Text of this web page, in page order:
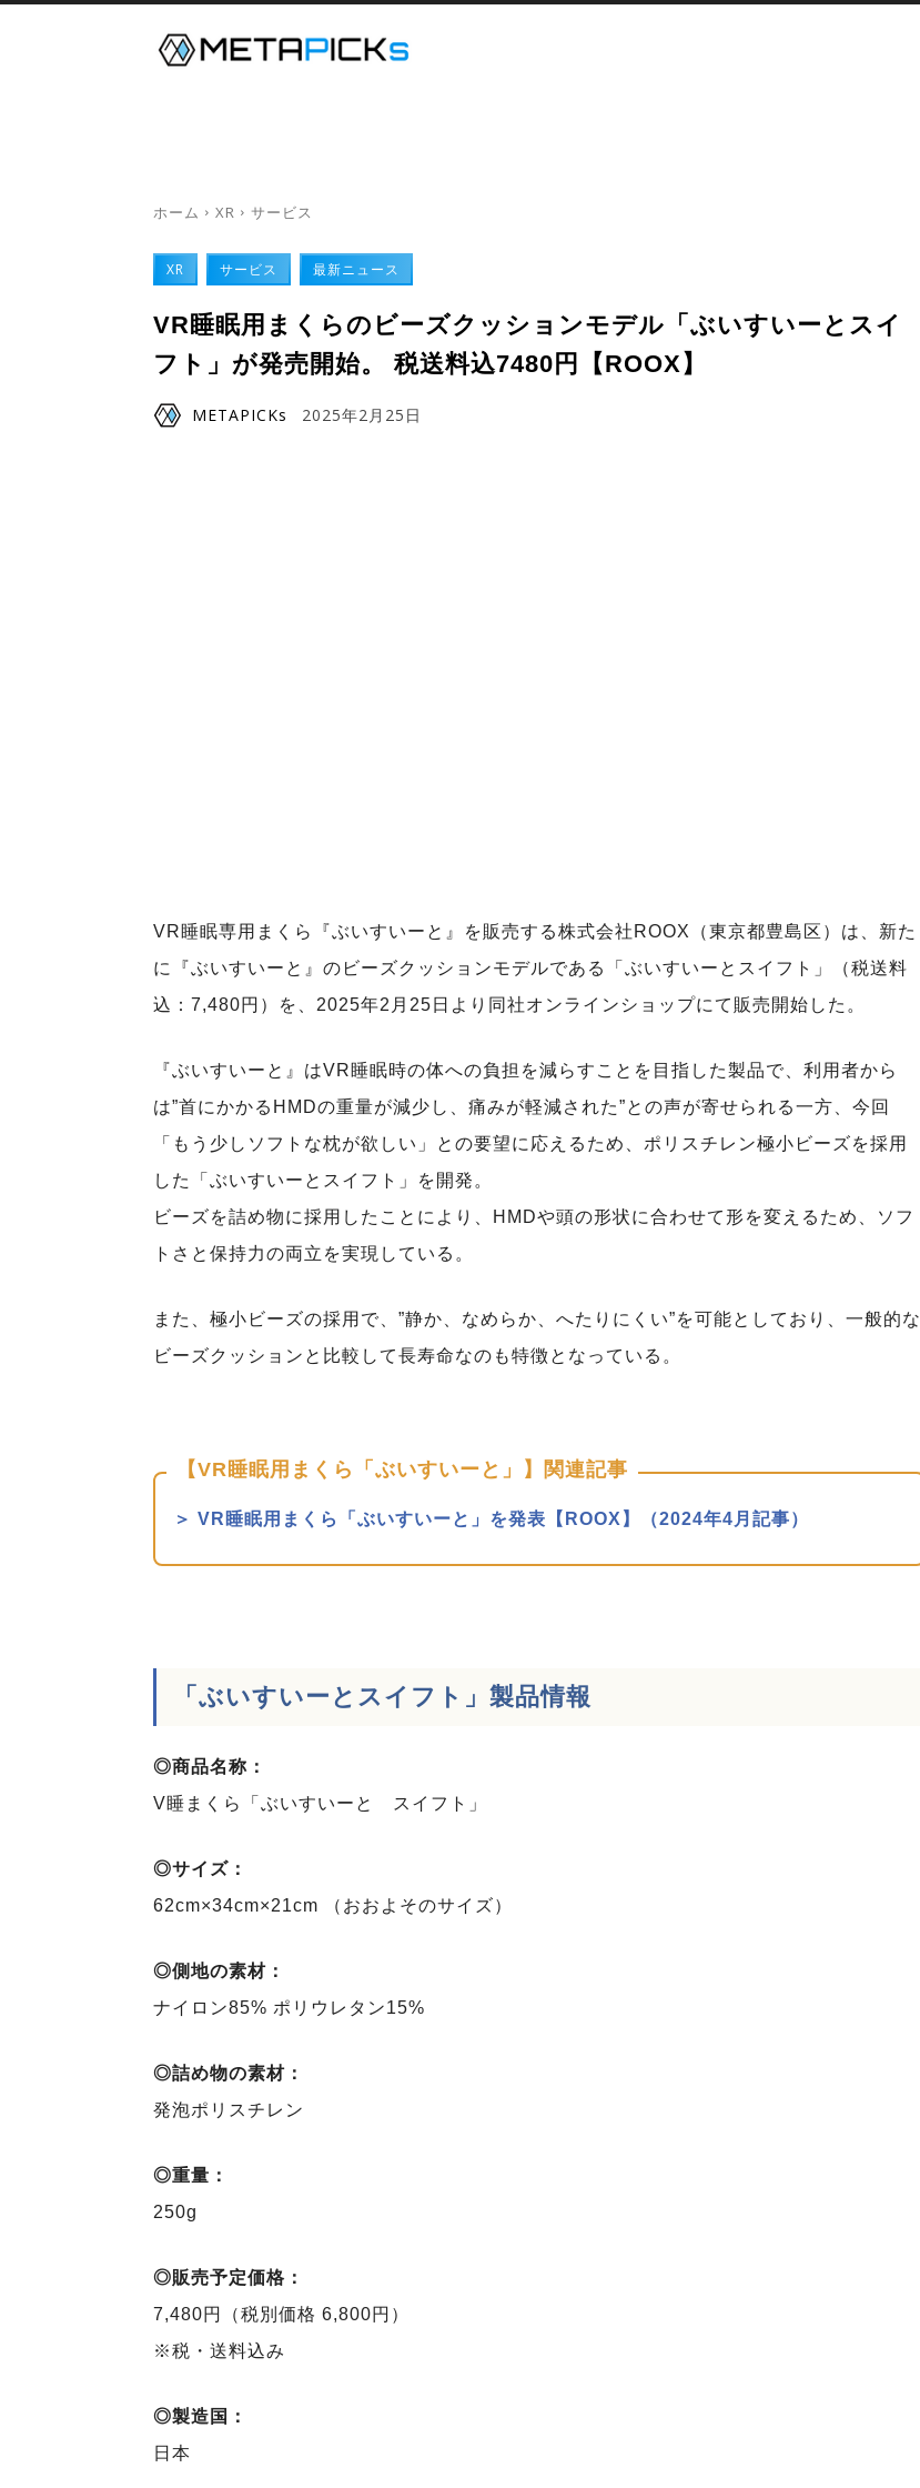
ホーム XR サービス
XR サービス 最新ニュース
VR睡眠用まくらのビーズクッションモデル「ぶいすいーとスイ
フト」が発売開始。 税送料込7480円【ROOX】
METAPICKs 2025年2月25日
VR睡眠専用まくら『ぶいすいーと』を販売する株式会社ROOX（東京都豊島区）は、新た
に『ぶいすいーと』のビーズクッションモデルである「ぶいすいーとスイフト」（税送料
込：7,480円）を、2025年2月25日より同社オンラインショップにて販売開始した。
『ぶいすいーと』はVR睡眠時の体への負担を減らすことを目指した製品で、利用者から
は”首にかかるHMDの重量が減少し、痛みが軽減された”との声が寄せられる一方、今回
「もう少しソフトな枕が欲しい」との要望に応えるため、ポリスチレン極小ビーズを採用
した「ぶいすいーとスイフト」を開発。
ビーズを詰め物に採用したことにより、HMDや頭の形状に合わせて形を変えるため、ソフ
トさと保持力の両立を実現している。
また、極小ビーズの採用で、”静か、なめらか、へたりにくい”を可能としており、一般的な
ビーズクッションと比較して長寿命なのも特徴となっている。
【VR睡眠用まくら「ぶいすいーと」】関連記事
＞ VR睡眠用まくら「ぶいすいーと」を発表【ROOX】（2024年4月記事）
「ぶいすいーとスイフト」製品情報
◎商品名称：
V睡まくら「ぶいすいーと スイフト」
◎サイズ：
62cm×34cm×21cm （おおよそのサイズ）
◎側地の素材：
ナイロン85% ポリウレタン15%
◎詰め物の素材：
発泡ポリスチレン
◎重量：
250g
◎販売予定価格：
7,480円（税別価格 6,800円）
※税・送料込み
◎製造国：
日本